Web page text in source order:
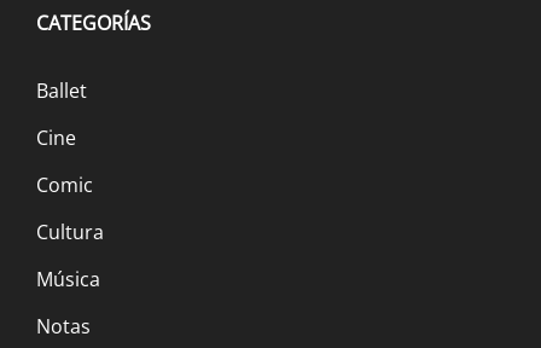
CATEGORÍAS
Ballet
Cine
Comic
Cultura
Música
Notas